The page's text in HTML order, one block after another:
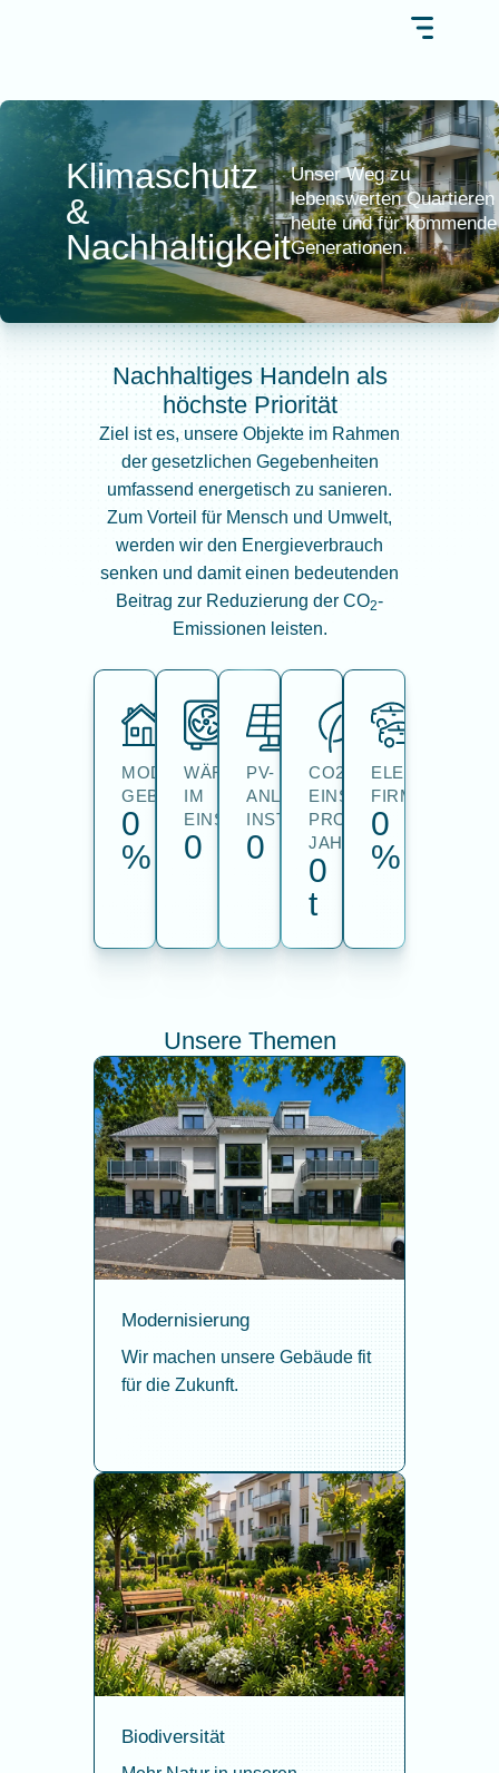
Klimaschutz
&
Nachhaltigkeit
Unser Weg zu
lebenswerten Quartieren
heute und für kommende
Generationen.
Nachhaltiges Handeln als
höchste Priorität
Ziel ist es, unsere Objekte im Rahmen
der gesetzlichen Gegebenheiten
umfassend energetisch zu sanieren.
Zum Vorteil für Mensch und Umwelt,
werden wir den Energieverbrauch
senken und damit einen bedeutenden
Beitrag zur Reduzierung der CO2-
Emissionen leisten.
MODERNISIERTE
GEBÄUDE
0
%
WÄRMEPUMPEN
IM
EINSATZ
0
PV-
ANLAGEN
INSTALLIERT
0
CO2-
EINSPARUNG
PRO
JAHR
0
t
ELEKTRISCHE
0
%
Unsere Themen
Modernisierung
Wir machen unsere Gebäude fit
für die Zukunft.
Biodiversität